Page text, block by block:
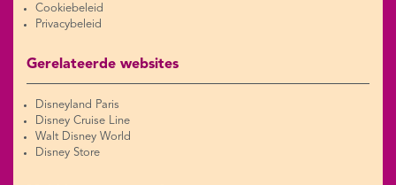
Cookiebeleid
Privacybeleid
Gerelateerde websites
Disneyland Paris
Disney Cruise Line
Walt Disney World
Disney Store